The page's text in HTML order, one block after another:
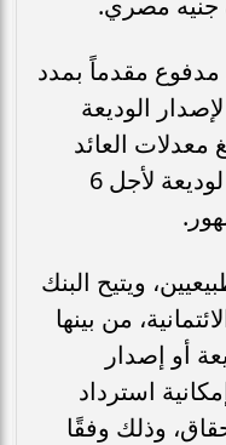
مدفوع مقدماً بمدد
لإصدار الوديعة
العائد
السنوي لهذه الودائع 15.50% لوديعة لأجل 6
ويتيح البنك
من بينها
أو إصدار
استرداد
وذلك وفقًا